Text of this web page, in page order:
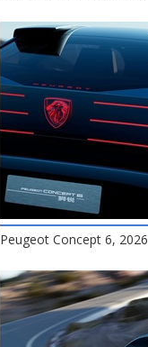
Peugeot Concept 6, 2026